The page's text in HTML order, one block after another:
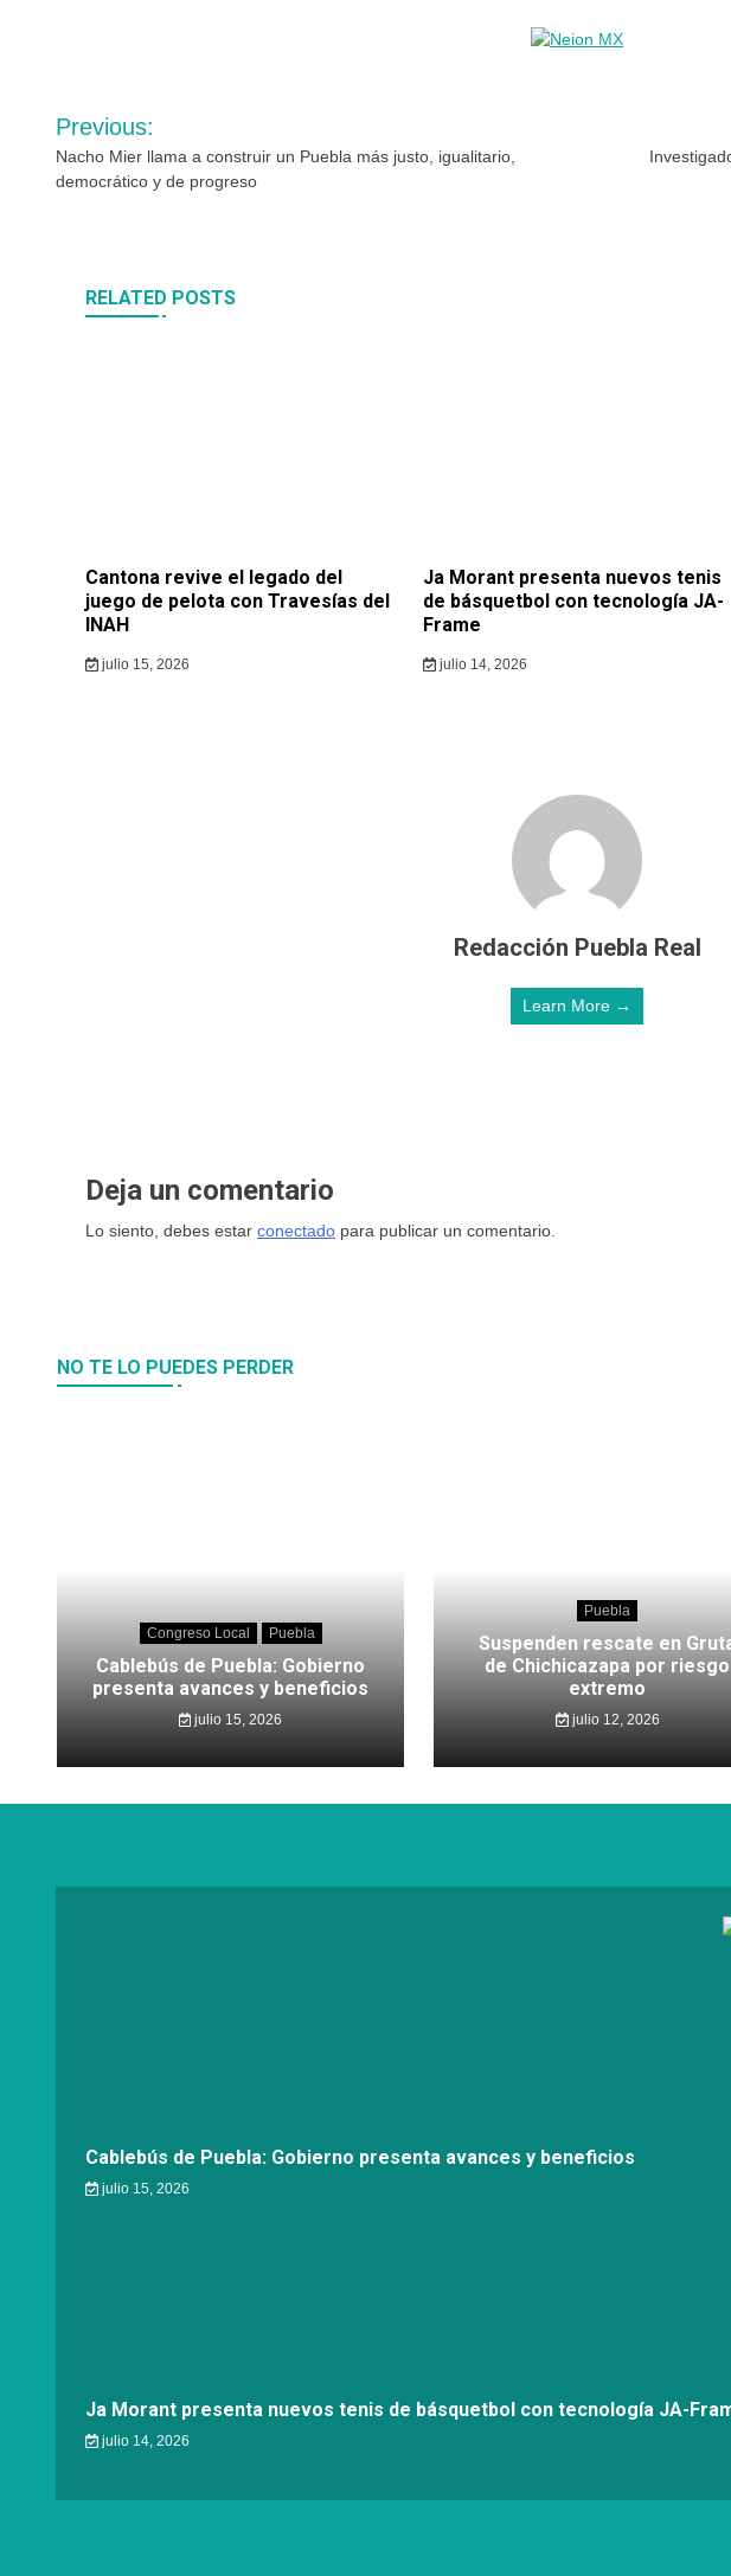
Navegación
de
Previous:
Nacho Mier llama a construir un Puebla más justo, igualitario,
democrático y de progreso
RELATED POSTS
Cantona revive el legado del
juego de pelota con Travesías del
INAH
julio 15, 2026
Ja Morant presenta nuevos tenis
de básquetbol con tecnología JA-
Frame
julio 14, 2026
Redacción Puebla Real
Learn More →
Deja un comentario
Lo siento, debes estar conectado para publicar un comentario.
NO TE LO PUEDES PERDER
Congreso Local Puebla
Cablebús de Puebla: Gobierno
presenta avances y beneficios
julio 15, 2026
Puebla
Suspenden rescate en
de Chichicazapa por riesgo
extremo
julio 12, 2026
Cablebús de Puebla: Gobierno presenta avances y beneficios
julio 15, 2026
Ja Morant presenta nuevos tenis de básquetbol con tecnología JA-
julio 14, 2026